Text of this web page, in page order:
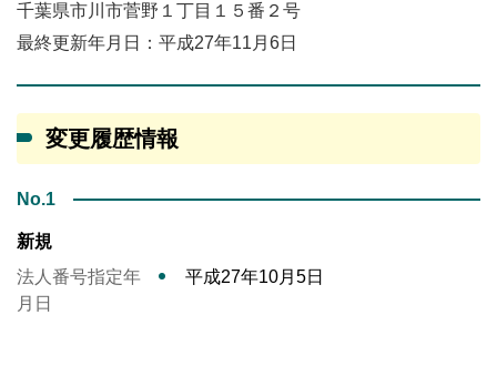
千葉県市川市菅野１丁目１５番２号
最終更新年月日：平成27年11月6日
変更履歴情報
No.1
新規
法人番号指定年
月日
平成27年10月5日